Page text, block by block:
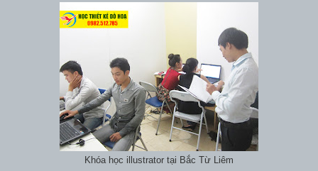
Khóa học illustrator tại Bắc Từ Liêm